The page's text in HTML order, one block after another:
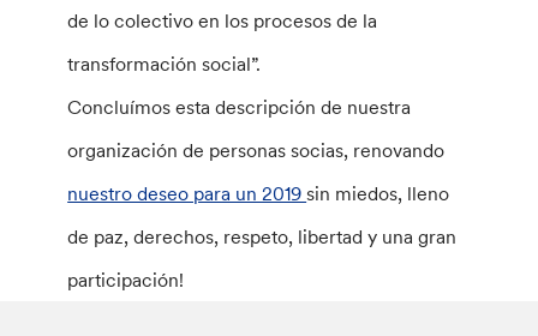
de lo colectivo en los procesos de la
transformación social”.
Concluímos esta descripción de nuestra
organización de personas socias, renovando
nuestro deseo para un 2019sin miedos, lleno
de paz, derechos, respeto, libertad y una gran
participación!